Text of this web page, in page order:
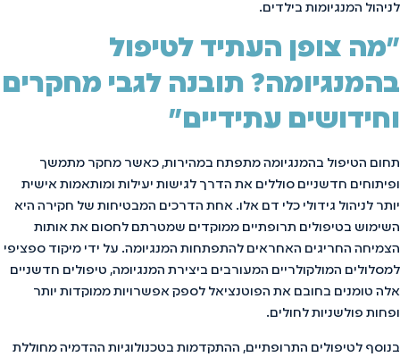
לניהול המנגיומות בילדים.
"מה צופן העתיד לטיפול
בהמנגיומה? תובנה לגבי מחקרים
וחידושים עתידיים"
תחום הטיפול בהמנגיומה מתפתח במהירות, כאשר מחקר מתמשך
ופיתוחים חדשניים סוללים את הדרך לגישות יעילות ומותאמות אישית
יותר לניהול גידולי כלי דם אלו. אחת הדרכים המבטיחות של חקירה היא
השימוש בטיפולים תרופתיים ממוקדים שמטרתם לחסום את אותות
הצמיחה החריגים האחראים להתפתחות המנגיומה. על ידי מיקוד ספציפי
למסלולים המולקולריים המעורבים ביצירת המנגיומה, טיפולים חדשניים
אלה טומנים בחובם את הפוטנציאל לספק אפשרויות ממוקדות יותר
ופחות פולשניות לחולים.
בנוסף לטיפולים התרופתיים, ההתקדמות בטכנולוגיות ההדמיה מחוללת